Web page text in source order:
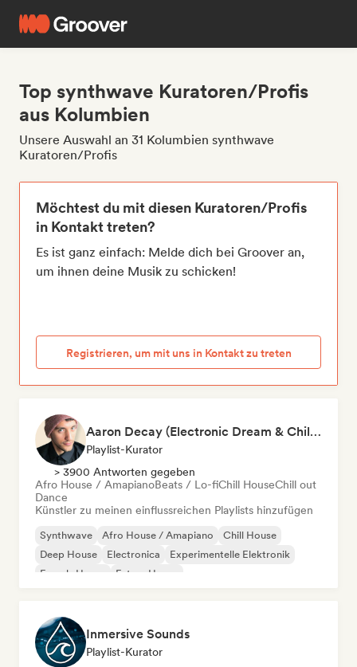
Top synthwave Kuratoren/Profis
aus Kolumbien
Unsere Auswahl an 31 Kolumbien synthwave
Kuratoren/Profis
Möchtest du mit diesen Kuratoren/Profis
in Kontakt treten?
Es ist ganz einfach: Melde dich bei Groover an,
um ihnen deine Musik zu schicken!
Registrieren, um mit uns in Kontakt zu treten
Aaron Decay (Electronic Dream & Chill Electronic Dream playlists)
Playlist-Kurator
> 3900 Antworten gegeben
Afro House / AmapianoBeats / Lo-fiChill HouseChill out
Dance
Künstler zu meinen einflussreichen Playlists hinzufügen
Synthwave Afro House / Amapiano
Chill House
Deep House
Electronica
Experimentelle Elektronik
French-House
Future House
Inmersive Sounds
Playlist-Kurator